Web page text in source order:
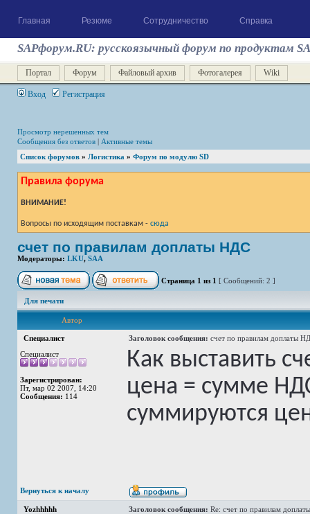
Главная Резюме Сотрудничество Справка
SAPфорум.RU: русскоязычный форум по продуктам
Портал Форум Файловый архив Фотогалерея Wiki
Вход Регистрация
Просмотр нерешенных тем
Сообщения без ответов | Активные темы
Список форумов » Логистика » Форум по модулю SD
Правила форума
ВНИМАНИЕ!
Вопросы по исходящим поставкам - сюда
счет по правилам доплаты НДС
Модераторы: LKU, SAA
Страница 1 из 1 [ Сообщений: 2 ]
Для печати
Автор
Специалист Заголовок сообщения: счет по правилам доплаты
Специалист
Зарегистрирован:
Пт, мар 02 2007, 14:20
Сообщения: 114
Как выставить
цена = сумме
суммируются
Вернуться к началу
Yozhhhhh Заголовок сообщения: Re: счет по правилам